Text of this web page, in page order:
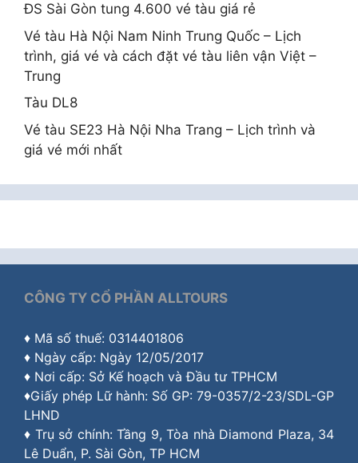
ĐS Sài Gòn tung 4.600 vé tàu giá rẻ
Vé tàu Hà Nội Nam Ninh Trung Quốc – Lịch
trình, giá vé và cách đặt vé tàu liên vận Việt –
Trung
Tàu DL8
Vé tàu SE23 Hà Nội Nha Trang – Lịch trình và
giá vé mới nhất
CÔNG TY CỔ PHẦN ALLTOURS
♦ Mã số thuế: 0314401806
♦ Ngày cấp: Ngày 12/05/2017
♦ Nơi cấp: Sở Kế hoạch và Đầu tư TPHCM
♦Giấy phép Lữ hành: Số GP: 79-0357/2-23/SDL-GP
LHND
♦ Trụ sở chính: Tầng 9, Tòa nhà Diamond Plaza, 34
Lê Duẩn, P. Sài Gòn, TP HCM